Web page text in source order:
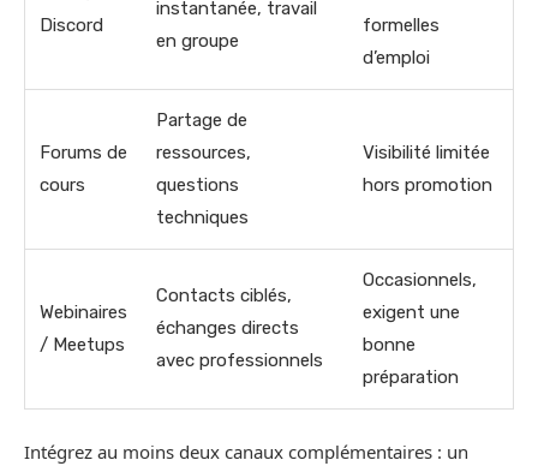
Discord
instantanée, travail
en groupe
formelles
d’emploi
Forums de
cours
Partage de
ressources,
questions
techniques
Visibilité limitée
hors promotion
Webinaires
/ Meetups
Contacts ciblés,
échanges directs
avec professionnels
Occasionnels,
exigent une
bonne
préparation
Intégrez au moins deux canaux complémentaires : un